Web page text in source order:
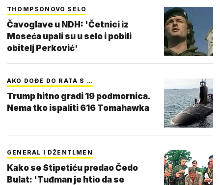
THOMPSONOVO SELO
Čavoglave u NDH: 'Četnici iz
Moseća upali su u selo i pobili
obitelj Perković'
AKO DOĐE DO RATA S …
Trump hitno gradi 19 podmornica.
Nema tko ispaliti 616 Tomahawka
GENERAL I DŽENTLMEN
Kako se Stipetiću predao Čedo
Bulat: 'Tuđman je htio da se